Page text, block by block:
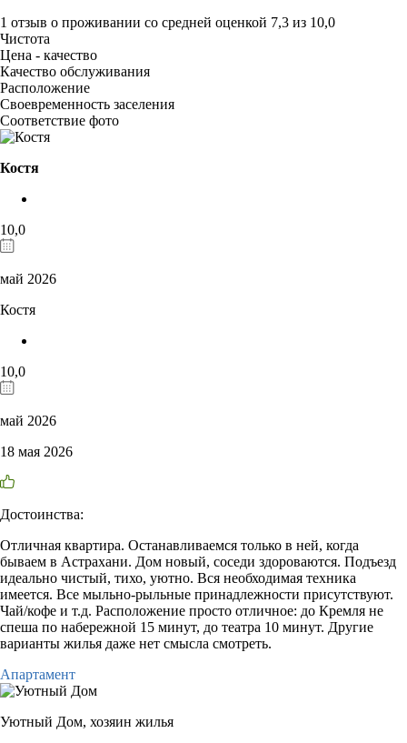
1 отзыв о проживании со средней оценкой 7,3 из 10,0
Чистота
Цена - качество
Качество обслуживания
Расположение
Своевременность заселения
Соответствие фото
Костя
10,0
май 2026
Костя
10,0
май 2026
18 мая 2026
Достоинства:
Отличная квартира. Останавливаемся только в ней, когда
бываем в Астрахани. Дом новый, соседи здороваются. Подъезд
идеально чистый, тихо, уютно. Вся необходимая техника
имеется. Все мыльно-рыльные принадлежности присутствуют.
Чай/кофе и т.д. Расположение просто отличное: до Кремля не
спеша по набережной 15 минут, до театра 10 минут. Другие
варианты жилья даже нет смысла смотреть.
Апартамент
Уютный Дом, хозяин жилья